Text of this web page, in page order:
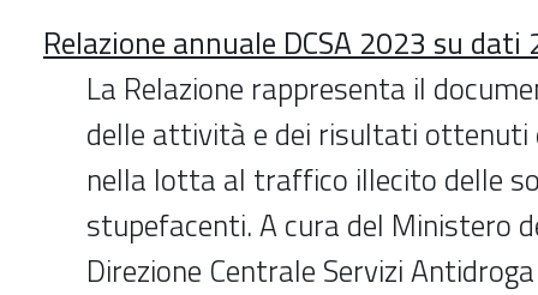
Relazione annuale DCSA 2023 su dati
La Relazione rappresenta il
delle attività e dei risultati ottenuti
nella lotta al traffico illecito delle
stupefacenti. A cura del Ministero
Direzione Centrale Servizi